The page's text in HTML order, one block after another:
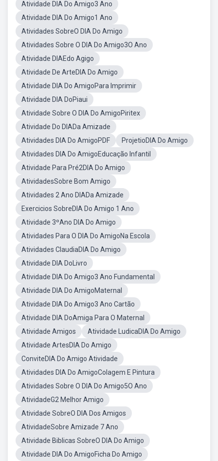
Atividade DIA Do Amigo3 Ano
Atividade DIA Do Amigo1 Ano
Atividades SobreO DIA Do Amigo
Atividades Sobre O DIA Do Amigo3O Ano
Atividade DIAEdo Agigo
Atividade De ArteDIA Do Amigo
Atividade DIA Do AmigoPara Imprimir
Atividade DIA DoPiaui
Atividade Sobre O DIA Do AmigoPiritex
Atividade Do DIADa Amizade
Atividades DIA Do AmigoPDF
ProjetioDIA Do Amigo
Atividades DIA Do AmigoEducação Infantil
Atividade Para Pré2DIA Do Amigo
AtividadesSobre Bom Amigo
Atividades 2 Ano DIADa Amizade
Exercicios SobreDIA Do Amigo 1 Ano
Atividade 3ºAno DIA Do Amigo
Atividades Para O DIA Do AmigoNa Escola
Atividades ClaudiaDIA Do Amigo
Atividade DIA DoLivro
Atividade DIA Do Amigo3 Ano Fundamental
Atividade DIA Do AmigoMaternal
Atividade DIA Do Amigo3 Ano Cartão
Atividade DIA DoAmiga Para O Maternal
Atividade Amigos
Atividade LudicaDIA Do Amigo
Atividade ArtesDIA Do Amigo
ConviteDIA Do Amigo Atividade
Atividades DIA Do AmigoColagem E Pintura
Atividades Sobre O DIA Do Amigo5O Ano
AtividadeG2 Melhor Amigo
Atividade SobreO DIA Dos Amigos
AtividadeSobre Amizade 7 Ano
Atividade Biblicas SobreO DIA Do Amigo
Atividade DIA Do AmigoFicha Do Amigo